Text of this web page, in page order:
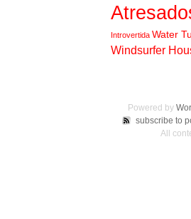
Introvertida Water
Windsurfer
Powered by
subscribe to
All